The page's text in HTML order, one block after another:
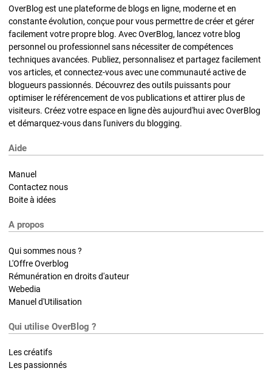
OverBlog est une plateforme de blogs en ligne, moderne et en
constante évolution, conçue pour vous permettre de créer et gérer
facilement votre propre blog. Avec OverBlog, lancez votre blog
personnel ou professionnel sans nécessiter de compétences
techniques avancées. Publiez, personnalisez et partagez facilement
vos articles, et connectez-vous avec une communauté active de
blogueurs passionnés. Découvrez des outils puissants pour
optimiser le référencement de vos publications et attirer plus de
visiteurs. Créez votre espace en ligne dès aujourd'hui avec OverBlog
et démarquez-vous dans l'univers du blogging.
Aide
Manuel
Contactez nous
Boite à idées
A propos
Qui sommes nous ?
L'Offre Overblog
Rémunération en droits d'auteur
Webedia
Manuel d'Utilisation
Qui utilise OverBlog ?
Les créatifs
Les passionnés